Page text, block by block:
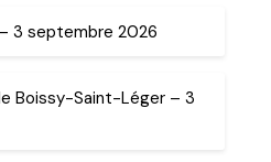
3 septembre 2026
Boissy-Saint-Léger – 3